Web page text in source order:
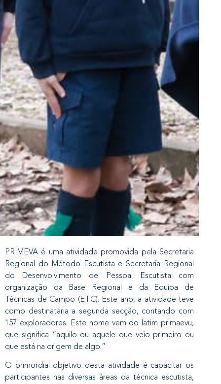
PRIMEVA é uma atividade promovida pela Secretaria
Regional do Método Escutista e Secretaria Regional
do Desenvolvimento de Pessoal Escutista com
organização da Base Regional e da Equipa de
Técnicas de Campo (ETC). Este ano, a atividade teve
como destinatária a segunda secção, contando com
157 exploradores. Este nome vem do latim primaevu,
que significa “aquilo ou aquele que veio primeiro ou
que está na origem de algo.”
​O primordial objetivo desta atividade é capacitar os
participantes nas diversas áreas da técnica escutista,